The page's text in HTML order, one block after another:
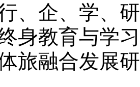
、企、学、
身教育与学
旅融合发展